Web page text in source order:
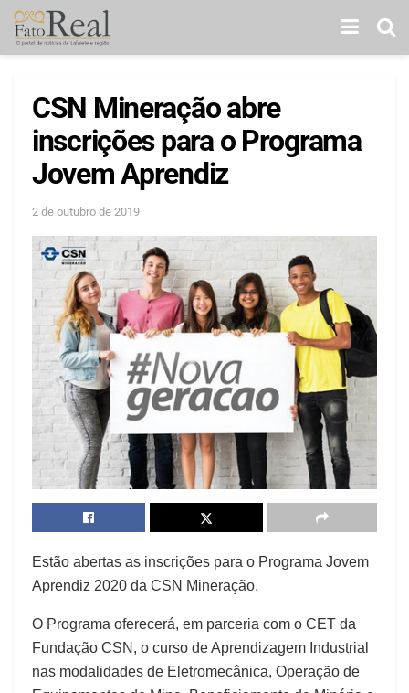
CSN Mineração abre
inscrições para o Programa
Jovem Aprendiz
2 de outubro de 2019
Estão abertas as inscrições para o Programa Jovem
Aprendiz 2020 da CSN Mineração.
O Programa oferecerá, em parceria com o CET da
Fundação CSN, o curso de Aprendizagem Industrial
nas modalidades de Eletromecânica, Operação de